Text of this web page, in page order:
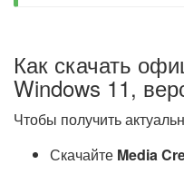
Как скачать
Windows 11,
Чтобы получить
Скачайте Media